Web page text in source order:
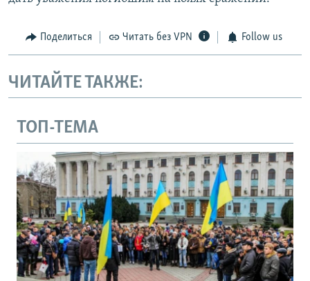
Поделиться Читать без VPN Follow us
ЧИТАЙТЕ ТАКЖЕ:
ТОП-ТЕМА